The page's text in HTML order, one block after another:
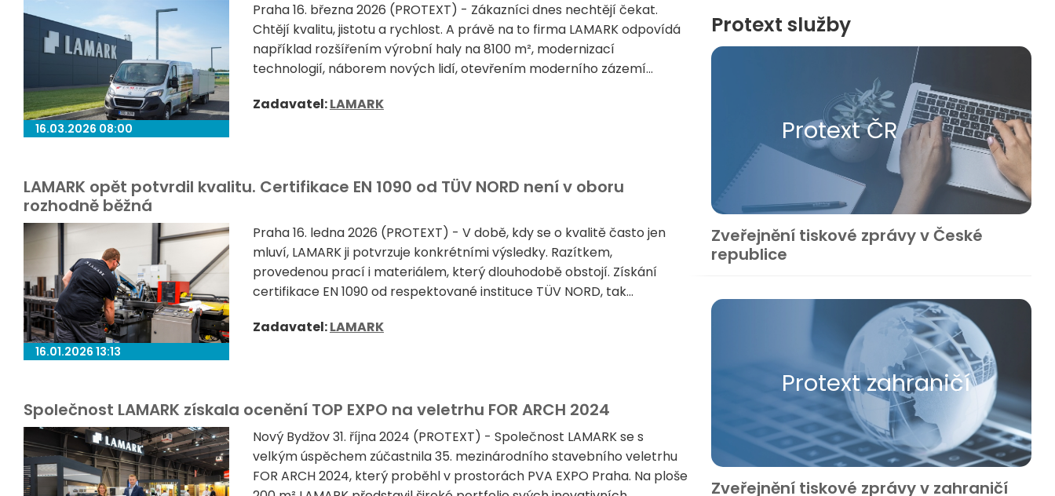
16.03.2026 08:00
Praha 16. března 2026 (PROTEXT) - Zákazníci dnes nechtějí čekat.
Chtějí kvalitu, jistotu a rychlost. A právě na to firma LAMARK odpovídá
například rozšířením výrobní haly na 8100 m², modernizací
technologií, náborem nových lidí, otevřením moderního zázemí...
Zadavatel:LAMARK
LAMARK opět potvrdil kvalitu. Certifikace EN 1090 od TÜV NORD není v oboru
rozhodně běžná
16.01.2026 13:13
Praha 16. ledna 2026 (PROTEXT) - V době, kdy se o kvalitě často jen
mluví, LAMARK ji potvrzuje konkrétními výsledky. Razítkem,
provedenou prací i materiálem, který dlouhodobě obstojí. Získání
certifikace EN 1090 od respektované instituce TÜV NORD, tak...
Zadavatel:LAMARK
Společnost LAMARK získala ocenění TOP EXPO na veletrhu FOR ARCH 2024
Nový Bydžov 31. října 2024 (PROTEXT) - Společnost LAMARK se s
velkým úspěchem zúčastnila 35. mezinárodního stavebního veletrhu
FOR ARCH 2024, který proběhl v prostorách PVA EXPO Praha. Na ploše
Protext služby
Protext ČR
Zveřejnění tiskové zprávy v České
republice
Protext zahraničí
Zveřejnění tiskové zprávy v zahraničí